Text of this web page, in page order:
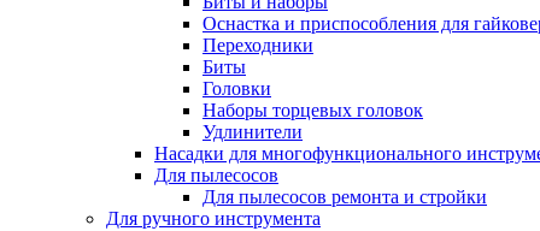
Оснастка и приспособления для
Переходники
Биты
Головки
Наборы торцевых головок
Удлинители
Насадки для многофункционального
Для пылесосов
Для пылесосов ремонта и стройки
Для ручного инструмента